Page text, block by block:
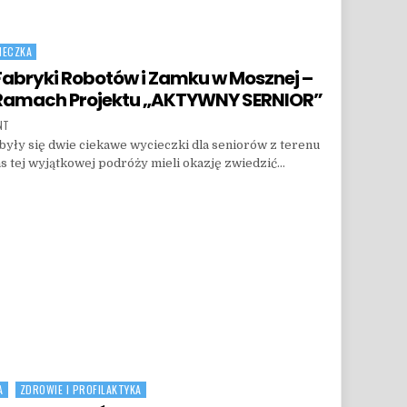
Robotów i Zamku w Mosznej –
Projektu „AKTYWNY SERNIOR”
się dwie ciekawe wycieczki dla seniorów z terenu
tej wyjątkowej podróży mieli okazję zwiedzić…
ZDROWIE I PROFILAKTYKA